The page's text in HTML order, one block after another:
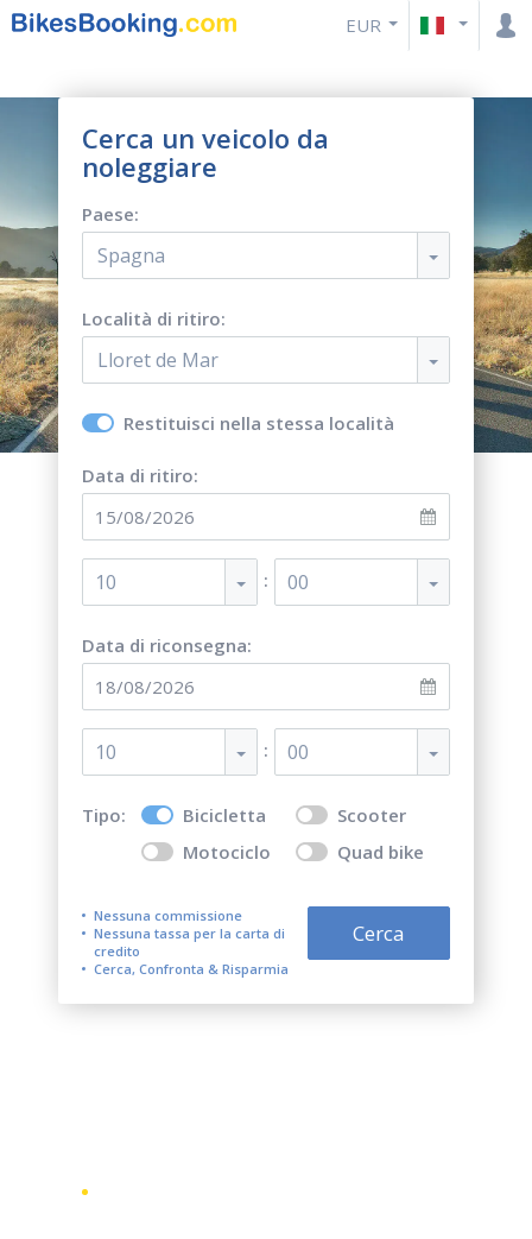
EUR
Cerca un veicolo da
noleggiare
Paese:
Spagna
Località di ritiro:
Lloret de Mar
Restituisci nella stessa località
Data di ritiro:
10 : 00
Data di riconsegna:
10 : 00
Tipo: Bicicletta
Scooter
Motociclo
Quad bike
Nessuna commissione
Nessuna tassa per la carta di
credito
Cerca, Confronta & Risparmia
Cerca